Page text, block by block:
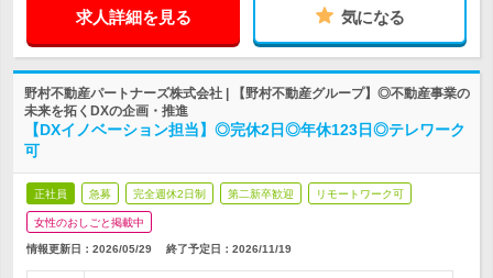
求人詳細を見る 気になる
野村不動産パートナーズ株式会社 | 【野村不動産グループ】◎不動産事業の
未来を拓くDXの企画・推進
【DXイノベーション担当】◎完休2日◎年休123日◎テレワーク
可
正社員 急募 完全週休2日制 第二新卒歓迎 リモートワーク可
女性のおしごと掲載中
情報更新日：2026/05/29 終了予定日： 2026/11/19